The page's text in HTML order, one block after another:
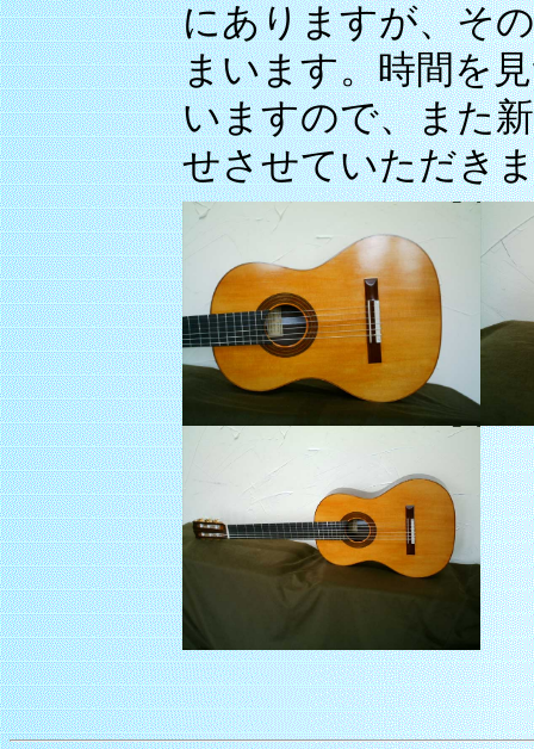
にありますが、そ
まいます。時間を
いますので、また
せさせていただき